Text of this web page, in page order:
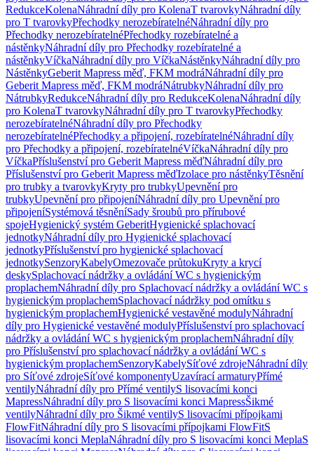
RedukceKolenaNáhradní díly pro KolenaT tvarovkyNáhradní díly
pro T tvarovkyPřechodky nerozebíratelnéNáhradní díly pro
Přechodky nerozebíratelnéPřechodky rozebíratelné a
nástěnkyNáhradní díly pro Přechodky rozebíratelné a
nástěnkyVíčkaNáhradní díly pro VíčkaNástěnkyNáhradní díly pro
NástěnkyGeberit Mapress měď, FKM modráNáhradní díly pro
Geberit Mapress měď, FKM modráNátrubkyNáhradní díly pro
NátrubkyRedukceNáhradní díly pro RedukceKolenaNáhradní díly
pro KolenaT tvarovkyNáhradní díly pro T tvarovkyPřechodky
nerozebíratelnéNáhradní díly pro Přechodky
nerozebíratelnéPřechodky a připojení, rozebíratelnéNáhradní díly
pro Přechodky a připojení, rozebíratelnéVíčkaNáhradní díly pro
VíčkaPříslušenství pro Geberit Mapress měďNáhradní díly pro
Příslušenství pro Geberit Mapress měďIzolace pro nástěnkyTěsnění
pro trubky a tvarovkyKryty pro trubkyUpevnění pro
trubkyUpevnění pro připojeníNáhradní díly pro Upevnění pro
připojeníSystémová těsněníSady šroubů pro přírubové
spojeHygienický systém GeberitHygienické splachovací
jednotkyNáhradní díly pro Hygienické splachovací
jednotkyPříslušenství pro hygienické splachovací
jednotkySenzoryKabelyOmezovače průtokuKryty a krycí
deskySplachovací nádržky a ovládání WC s hygienickým
proplachemNáhradní díly pro Splachovací nádržky a ovládání WC s
hygienickým proplachemSplachovací nádržky pod omítku s
hygienickým proplachemHygienické vestavěné modulyNáhradní
díly pro Hygienické vestavěné modulyPříslušenství pro splachovací
nádržky a ovládání WC s hygienickým proplachemNáhradní díly
pro Příslušenství pro splachovací nádržky a ovládání WC s
hygienickým proplachemSenzoryKabelySíťové zdrojeNáhradní díly
pro Síťové zdrojeSíťové komponentyUzavírací armaturyPřímé
ventilyNáhradní díly pro Přímé ventilyS lisovacími konci
MapressNáhradní díly pro S lisovacími konci MapressŠikmé
ventilyNáhradní díly pro Šikmé ventilyS lisovacími přípojkami
FlowFitNáhradní díly pro S lisovacími přípojkami FlowFitS
lisovacími konci MeplaNáhradní díly pro S lisovacími konci MeplaS